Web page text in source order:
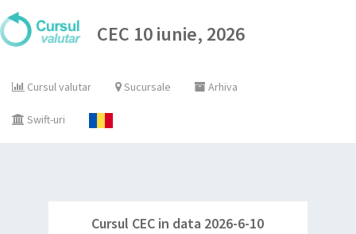
CEC 10 iunie, 2026
Cursul valutar Sucursale Arhiva
Swift-uri
Cursul CEC in data 2026-6-10